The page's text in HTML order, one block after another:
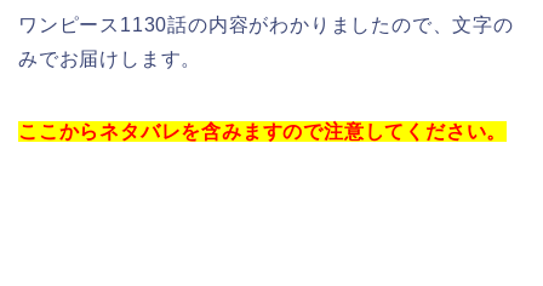
ワンピース1130話の内容がわかりましたので、文字の
みでお届けします。
ここからネタバレを含みますので注意してください。